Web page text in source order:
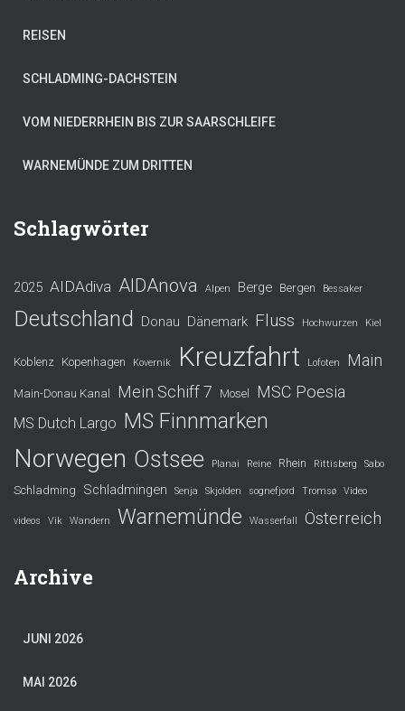
REISEN
SCHLADMING-DACHSTEIN
VOM NIEDERRHEIN BIS ZUR SAARSCHLEIFE
WARNEMÜNDE ZUM DRITTEN
Schlagwörter
2025 AIDAdiva AIDAnova Alpen Berge Bergen Bessaker
Deutschland Donau Dänemark Fluss Hochwurzen Kiel
Koblenz Kopenhagen Kovernik Kreuzfahrt Lofoten Main
Main-Donau Kanal Mein Schiff 7 Mosel MSC Poesia
MS Dutch Largo MS Finnmarken
Norwegen Ostsee Planai Reine Rhein Rittisberg Sabo
Schladming Schladmingen Senja Skjolden sognefjord Tromsø Video
videos Vik Wandern Warnemünde Wasserfall Österreich
Archive
JUNI 2026
MAI 2026